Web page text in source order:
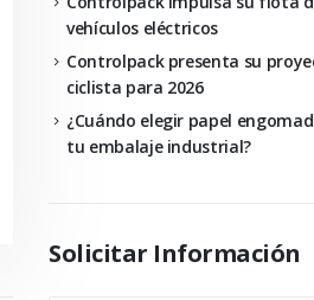
vehículos eléctricos
Controlpack presenta su
ciclista para 2026
¿Cuándo elegir papel
tu embalaje industrial?
Solicitar Información